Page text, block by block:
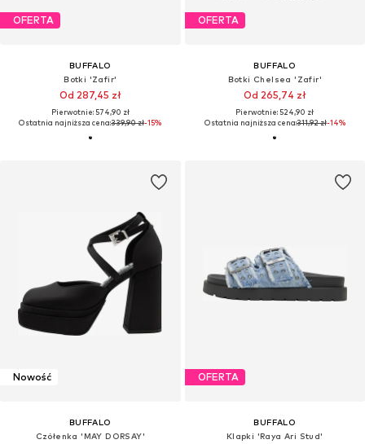
OFERTA
BUFFALO
Botki 'Zafir'
Od 287,45 zł
Pierwotnie: 574,90 zł
Ostatnia najniższa cena:339,90 zł-15%
OFERTA
BUFFALO
Botki Chelsea 'Zafir'
Od 265,74 zł
Pierwotnie: 524,90 zł
Ostatnia najniższa cena:311,92 zł-14%
Nowość
BUFFALO
Czółenka 'MAY DORSAY'
OFERTA
BUFFALO
Klapki 'Raya Ari Stud'